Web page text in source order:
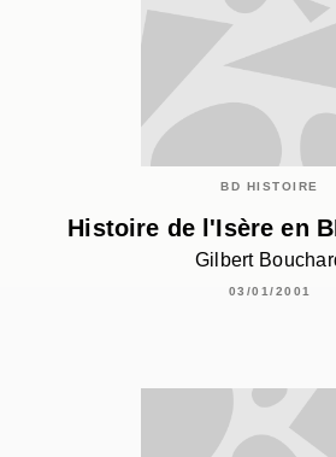
BD HISTOIRE
Histoire de l'Isère en
Gilbert
03/01/2001